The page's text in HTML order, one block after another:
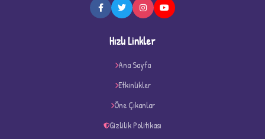
Hızlı Linkler
Ana Sayfa
Etkinlikler
Öne Çıkanlar
Gizlilik Politikası